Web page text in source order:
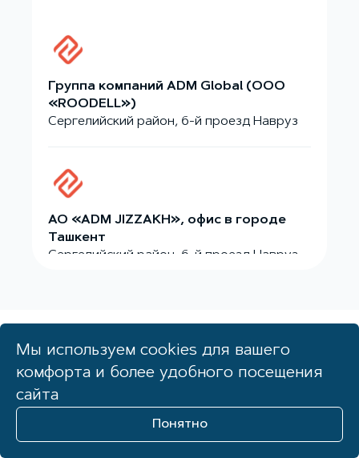
Группа компаний ADM Global (ООО
«ROODELL»)
Сергелийский район, 6-й проезд Навруз
АО «ADM JIZZAKH», офис в городе
Ташкент
Сергелийский район, 6-й проезд Навруз
АО «ADM JIZZAKH», адрес завода
Шараф-Рашидовский район, Джизакская
область
НОВОСТИ
Мы используем cookies для вашего
комфорта и более удобного посещения
сайта
Понятно